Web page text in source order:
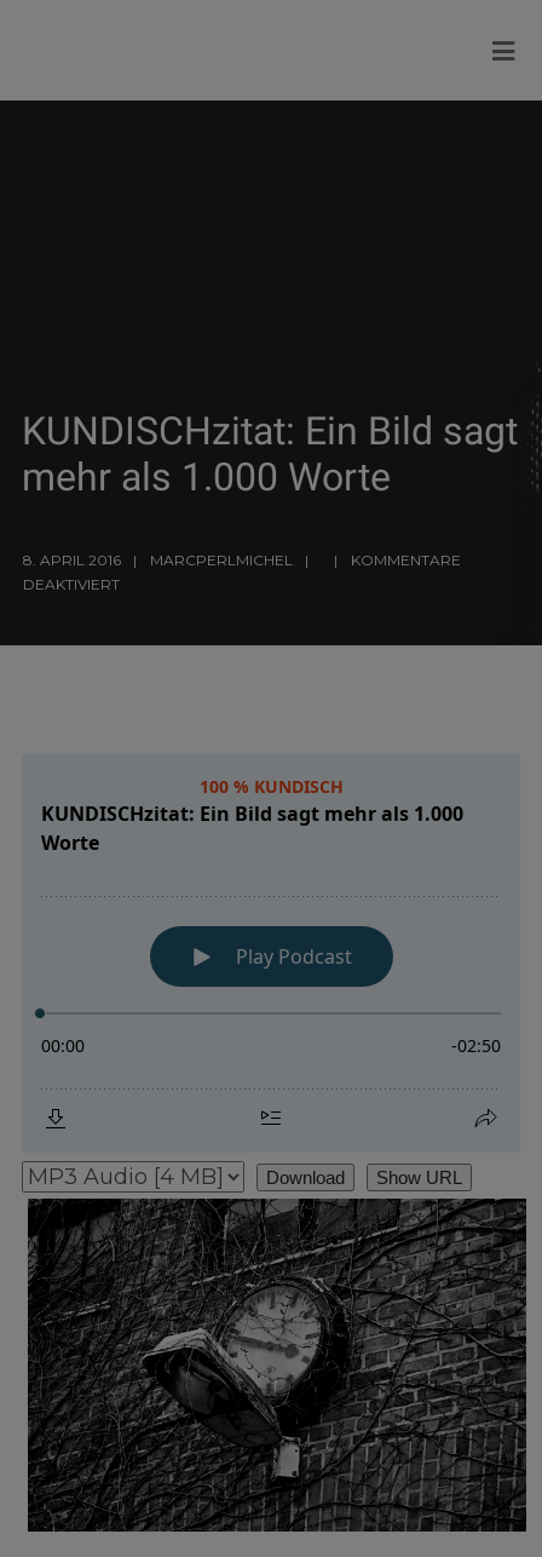
KUNDISCHzitat: Ein Bild sagt
mehr als 1.000 Worte
8. APRIL 2016 MARCPERLMICHEL
KOMMENTARE
DEAKTIVIERT
Download Show URL